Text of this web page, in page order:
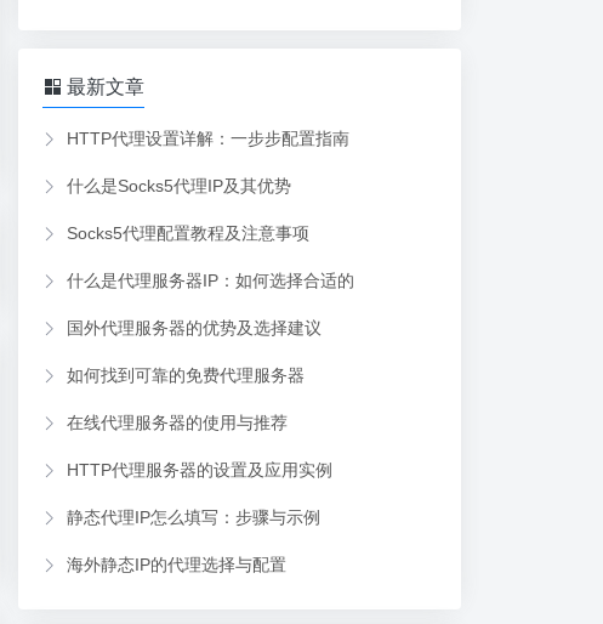
最新文章
HTTP代理设置详解：一步步配置指南
什么是Socks5代理IP及其优势
Socks5代理配置教程及注意事项
什么是代理服务器IP：如何选择合适的
国外代理服务器的优势及选择建议
如何找到可靠的免费代理服务器
在线代理服务器的使用与推荐
HTTP代理服务器的设置及应用实例
静态代理IP怎么填写：步骤与示例
海外静态IP的代理选择与配置